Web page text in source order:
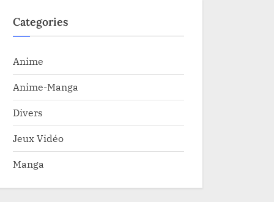
Categories
Anime
Anime-Manga
Divers
Jeux Vidéo
Manga